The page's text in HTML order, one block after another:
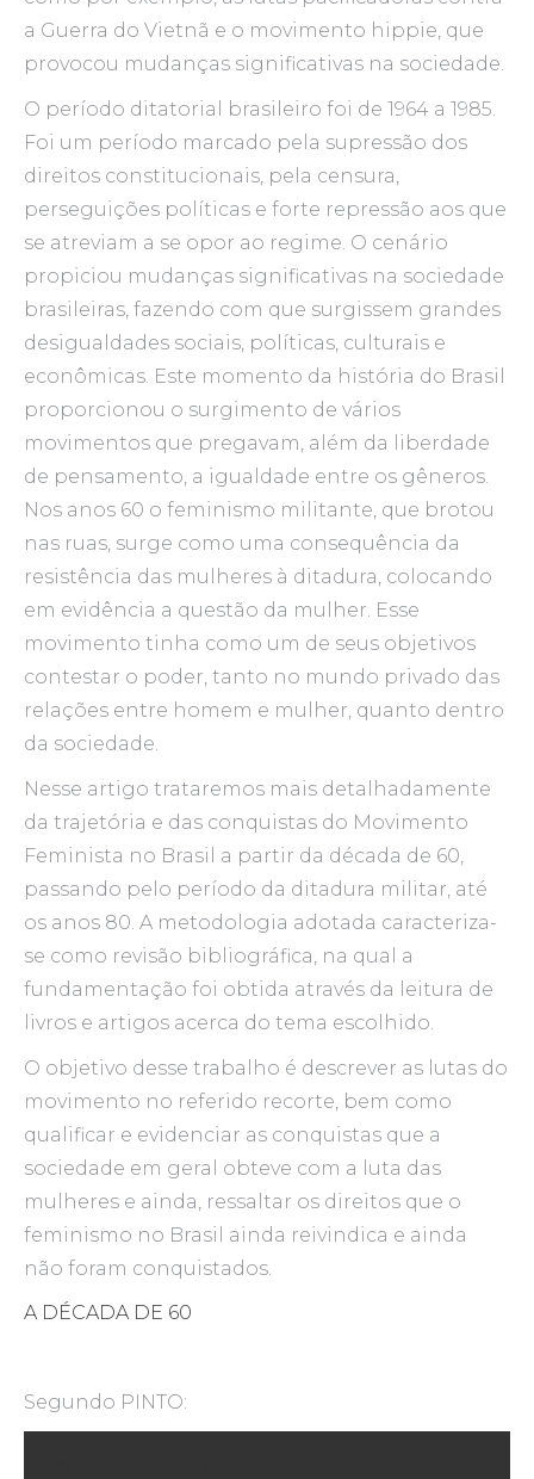
a Guerra do Vietnã e o movimento hippie, que
provocou mudanças significativas na sociedade.
O período ditatorial brasileiro foi de 1964 a 1985.
Foi um período marcado pela supressão dos
direitos constitucionais, pela censura,
perseguições políticas e forte repressão aos que
se atreviam a se opor ao regime. O cenário
propiciou mudanças significativas na sociedade
brasileiras, fazendo com que surgissem grandes
desigualdades sociais, políticas, culturais e
econômicas. Este momento da história do Brasil
proporcionou o surgimento de vários
movimentos que pregavam, além da liberdade
de pensamento, a igualdade entre os gêneros.
Nos anos 60 o feminismo militante, que brotou
nas ruas, surge como uma consequência da
resistência das mulheres à ditadura, colocando
em evidência a questão da mulher. Esse
movimento tinha como um de seus objetivos
contestar o poder, tanto no mundo privado das
relações entre homem e mulher, quanto dentro
da sociedade.
Nesse artigo trataremos mais detalhadamente
da trajetória e das conquistas do Movimento
Feminista no Brasil a partir da década de 60,
passando pelo período da ditadura militar, até
os anos 80. A metodologia adotada caracteriza-
se como revisão bibliográfica, na qual a
fundamentação foi obtida através da leitura de
livros e artigos acerca do tema escolhido.
O objetivo desse trabalho é descrever as lutas do
movimento no referido recorte, bem como
qualificar e evidenciar as conquistas que a
sociedade em geral obteve com a luta das
mulheres e ainda, ressaltar os direitos que o
feminismo no Brasil ainda reivindica e ainda
não foram conquistados.
A DÉCADA DE 60
Segundo PINTO: